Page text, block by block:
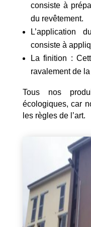
consiste à
du revêtement.
L’application
consiste à
La finition :
ravalement de
Tous nos
écologiques, car
les règles de l’art.